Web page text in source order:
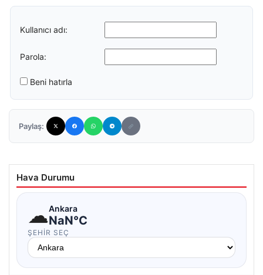
Kullanıcı adı:
Parola:
Beni hatırla
Paylaş:
Hava Durumu
☁Ankara
NaN°C
ŞEHIR SEÇ